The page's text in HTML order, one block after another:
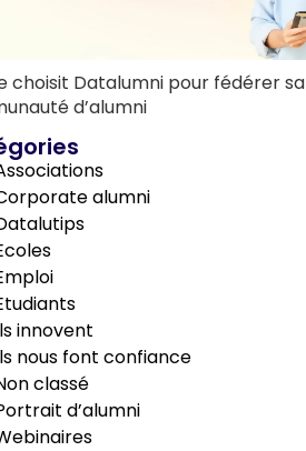
choisit Datalumni pour fédérer sa
d’alumni
alumni
innovent
nous font confiance
classé
d’alumni